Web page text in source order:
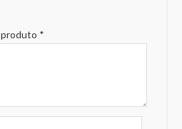
produto *